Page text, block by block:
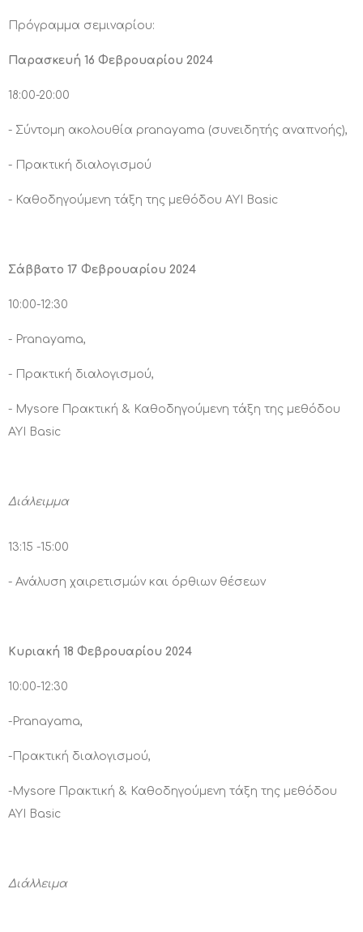
Πρόγραμμα σεμιναρίου:
Παρασκευή 16 Φεβρουαρίου 2024
18:00-20:00
- Σύντομη ακολουθία pranayama (συνειδητής αναπνοής),
- Πρακτική διαλογισμού
- Καθοδηγούμενη τάξη της μεθόδου AYI Basic
Σάββατο 17 Φεβρουαρίου 2024
10:00-12:30
- Pranayama,
- Πρακτική διαλογισμού,
- Mysore Πρακτική & Καθοδηγούμενη τάξη της μεθόδου
AYI Basic
Διάλειμμα
13:15 -15:00
- Ανάλυση χαιρετισμών και όρθιων θέσεων
Κυριακή 18 Φεβρουαρίου 2024
10:00-12:30
-Pranayama,
-Πρακτική διαλογισμού,
-Mysore Πρακτική & Καθοδηγούμενη τάξη της μεθόδου
AYI Basic
Διάλλειμα